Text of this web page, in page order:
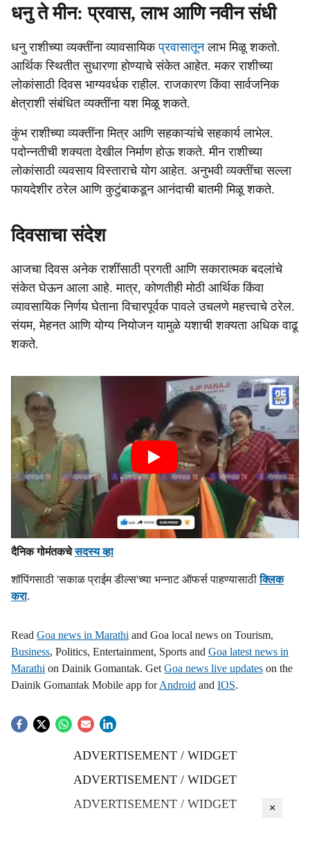
धनु ते मीन: प्रवास, लाभ आणि नवीन संधी
धनु राशीच्या व्यक्तींना व्यावसायिकप्रवासातूनलाभ मिळू शकतो.
आर्थिक स्थितीत सुधारणा होण्याचे संकेत आहेत. मकर राशीच्या
लोकांसाठी दिवस भाग्यवर्धक राहील. राजकारण किंवा सार्वजनिक
क्षेत्राशी संबंधित व्यक्तींना यश मिळू शकते.
कुंभ राशीच्या व्यक्तींना मित्र आणि सहकाऱ्यांचे सहकार्य लाभेल.
पदोन्नतीची शक्यता देखील निर्माण होऊ शकते. मीन राशीच्या
लोकांसाठी व्यवसाय विस्ताराचे योग आहेत. अनुभवी व्यक्तींचा सल्ला
फायदेशीर ठरेल आणि कुटुंबाकडून आनंदाची बातमी मिळू शकते.
दिवसाचा संदेश
आजचा दिवस अनेक राशींसाठी प्रगती आणि सकारात्मक बदलांचे
संकेत घेऊन आला आहे. मात्र, कोणतीही मोठी आर्थिक किंवा
व्यावसायिक निर्णय घेताना विचारपूर्वक पावले उचलणे महत्त्वाचे ठरेल.
संयम, मेहनत आणि योग्य नियोजन यामुळे यशाची शक्यता अधिक वाढू
शकते.
दैनिक गोमंतकचेसदस्य व्हा
शॉपिंगसाठी 'सकाळ प्राईम डील्स'च्या भन्नाट ऑफर्स पाहण्यासाठीक्लिक
करा.
Read Goa news in Marathi and Goa local news on Tourism,
Business, Politics, Entertainment, Sports and Goa latest news in
Marathi on Dainik Gomantak. Get Goa news live updates on the
Dainik Gomantak Mobile app forAndroid and IOS.
ADVERTISEMENT / WIDGET
ADVERTISEMENT / WIDGET
ADVERTISEMENT / WIDGET
×